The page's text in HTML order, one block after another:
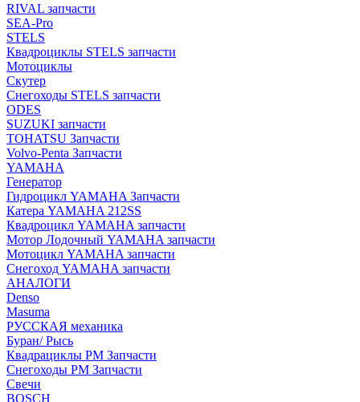
RIVAL запчасти
SEA-Pro
STELS
Квадроциклы STELS запчасти
Мотоциклы
Скутер
Снегоходы STELS запчасти
ODES
SUZUKI запчасти
TOHATSU Запчасти
Volvo-Penta Запчасти
YAMAHA
Генератор
Гидроцикл YAMAHA Запчасти
Катера YAMAHA 212SS
Квадроцикл YAMAHA запчасти
Мотор Лодочный YAMAHA запчасти
Мотоцикл YAMAHA запчасти
Снегоход YAMAHA запчасти
АНАЛОГИ
Denso
Masuma
РУССКАЯ механика
Буран/ Рысь
Квадрациклы РМ Запчасти
Снегоходы РМ Запчасти
Свечи
BOSCH